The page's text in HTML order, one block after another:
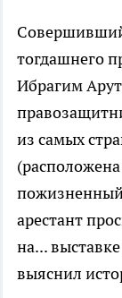
тогдашнего
Ибрагим
из самых
арестант
на...
выяснил